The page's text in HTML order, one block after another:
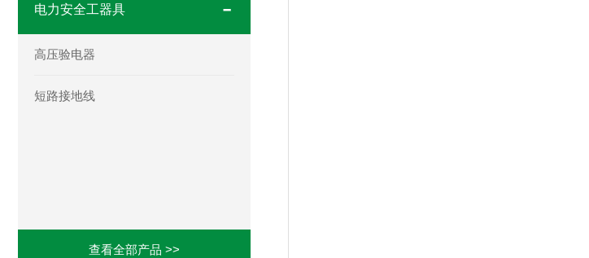
电力安全工器具
高压验电器
短路接地线
查看全部产品 >>